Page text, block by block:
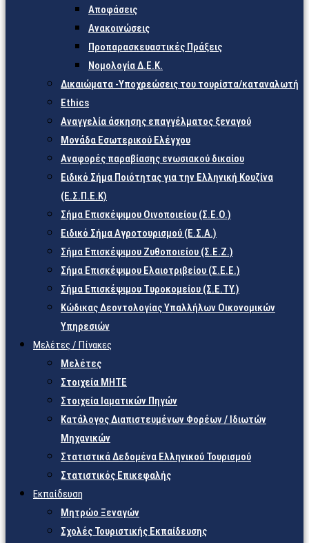
Αποφάσεις
Ανακοινώσεις
Προπαρασκευαστικές Πράξεις
Νομολογία Δ.Ε.Κ.
Δικαιώματα -Υποχρεώσεις του τουρίστα/καταναλωτή
Ethics
Αναγγελία άσκησης επαγγέλματος ξεναγού
Μονάδα Εσωτερικού Ελέγχου
Αναφορές παραβίασης ενωσιακού δικαίου
Ειδικό Σήμα Ποιότητας για την Ελληνική Κουζίνα
(Ε.Σ.Π.Ε.Κ)
Σήμα Επισκέψιμου Οινοποιείου (Σ.Ε.Ο.)
Ειδικό Σήμα Αγροτουρισμού (Ε.Σ.Α.)
Σήμα Επισκέψιμου Ζυθοποιείου (Σ.Ε.Ζ.)
Σήμα Επισκέψιμου Ελαιοτριβείου (Σ.Ε.Ε.)
Σήμα Επισκέψιμου Τυροκομείου (Σ.Ε.TY.)
Κώδικας Δεοντολογίας Υπαλλήλων Οικονομικών
Υπηρεσιών
Μελέτες / Πίνακες
Μελέτες
Στοιχεία ΜΗΤΕ
Στοιχεία Ιαματικών Πηγών
Κατάλογος Διαπιστευμένων Φορέων / Ιδιωτών
Μηχανικών
Στατιστικά Δεδομένα Ελληνικού Τουρισμού
Στατιστικός Επικεφαλής
Εκπαίδευση
Μητρώο Ξεναγών
Σχολές Τουριστικής Εκπαίδευσης